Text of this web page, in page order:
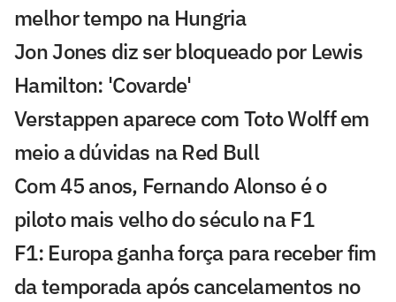
melhor tempo na Hungria
Jon Jones diz ser bloqueado por Lewis
Hamilton: 'Covarde'
Verstappen aparece com Toto Wolff em
meio a dúvidas na Red Bull
Com 45 anos, Fernando Alonso é o
piloto mais velho do século na F1
F1: Europa ganha força para receber fim
da temporada após cancelamentos no